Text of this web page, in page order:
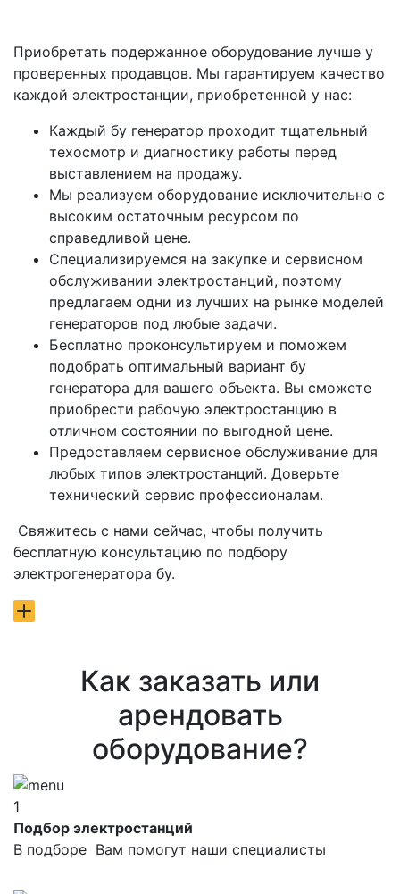
Приобретать подержанное оборудование лучше у
проверенных продавцов. Мы гарантируем качество
каждой электростанции, приобретенной у нас:
Каждый бу генератор проходит тщательный
техосмотр и диагностику работы перед
выставлением на продажу.
Мы реализуем оборудование исключительно с
высоким остаточным ресурсом по
справедливой цене.
Специализируемся на закупке и сервисном
обслуживании электростанций, поэтому
предлагаем одни из лучших на рынке моделей
генераторов под любые задачи.
Бесплатно проконсультируем и поможем
подобрать оптимальный вариант бу
генератора для вашего объекта. Вы сможете
приобрести рабочую электростанцию в
отличном состоянии по выгодной цене.
Предоставляем сервисное обслуживание для
любых типов электростанций. Доверьте
технический сервис профессионалам.
Свяжитесь с нами сейчас, чтобы получить
бесплатную консультацию по подбору
электрогенератора бу.
Как заказать или
арендовать
оборудование?
1
Подбор электростанций
В подборе Вам помогут наши специалисты